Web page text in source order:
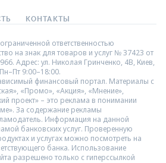
КОНТАКТЫ
ответственностью
на знак для товаров и услуг № 37423 от
Адрес: ул. Николая Гринченко, 4В, Киев,
9:00–18:00.
финансовый портал. Материалы с
«Промо», «Акция», «Мнение»,
проект» – это реклама в понимании
За содержание рекламы
Информация на данной
банковских услуг. Проверенную
и услугах можно посмотреть на
банка. Использование
разрешено только с гиперссылкой